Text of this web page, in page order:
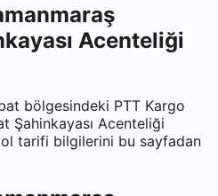
Acenteliği
bölgesindeki PTT Kargo
Şahinkayası Acenteliği
tarifi bilgilerini bu sayfadan